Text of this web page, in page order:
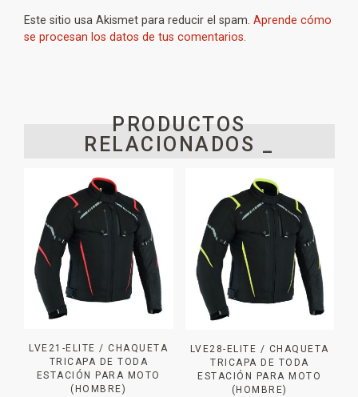
Este sitio usa Akismet para reducir el spam. Aprende cómo
se procesan los datos de tus comentarios.
PRODUCTOS
RELACIONADOS _
LVE21-ELITE / CHAQUETA
TRICAPA DE TODA
ESTACIÓN PARA MOTO
(HOMBRE)
LVE28-ELITE / CHAQUETA
TRICAPA DE TODA
ESTACIÓN PARA MOTO
(HOMBRE)